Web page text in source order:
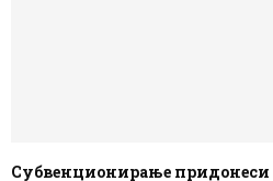
Субвенционирање придонеси